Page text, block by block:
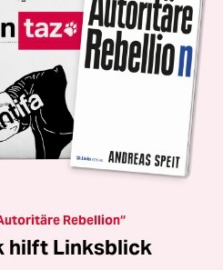
Rebellion“
hilft Linksblick